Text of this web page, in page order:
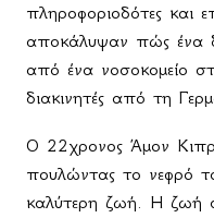
πληροφοριοδότες και
αποκάλυψαν πώς ένα
από ένα νοσοκομείο
διακινητές από τη
Ο 22χρονος Άμον
πουλώντας το νεφρό
καλύτερη ζωή. Η ζωή